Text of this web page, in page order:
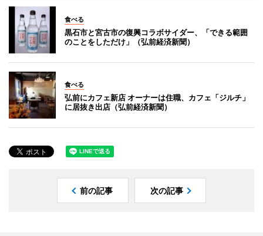
食べる
黒石市と宮古市の復興コラボサイダー、「できる範囲
のことをしただけ」（弘前経済新聞）
食べる
弘前にカフェ新店 オーナーは住職、カフェ「ジルチ」
に居抜き出店（弘前経済新聞）
前の記事 次の記事